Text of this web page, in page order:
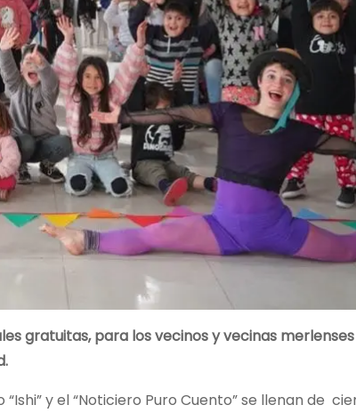
gratuitas, para los vecinos y vecinas
y el “Noticiero Puro Cuento” se llenan de